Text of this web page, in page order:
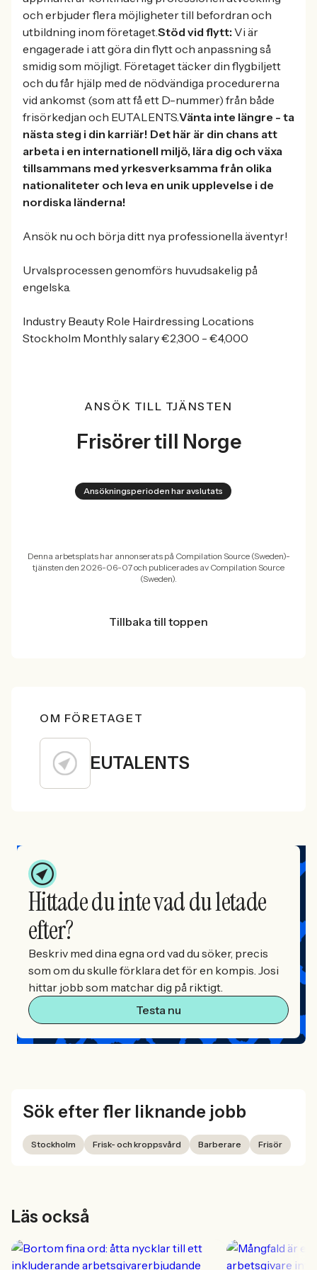
och erbjuder flera möjligheter till befordran och
utbildning inom företaget.Stöd vid flytt: Vi är
engagerade i att göra din flytt och anpassning så
smidig som möjligt. Företaget täcker din flygbiljett
och du får hjälp med de nödvändiga procedurerna
vid ankomst (som att få ett D-nummer) från både
frisörkedjan och EUTALENTS.Vänta inte längre - ta
nästa steg i din karriär! Det här är din chans att
arbeta i en internationell miljö, lära dig och växa
tillsammans med yrkesverksamma från olika
nationaliteter och leva en unik upplevelse i de
nordiska länderna!
Ansök nu och börja ditt nya professionella äventyr!
Urvalsprocessen genomförs huvudsakelig på
engelska.
Industry Beauty Role Hairdressing Locations
Stockholm Monthly salary €2,300 - €4,000
ANSÖK TILL TJÄNSTEN
Frisörer till Norge
Ansökningsperioden har avslutats
Denna arbetsplats har annonserats på Compilation Source (Sweden)-
tjänsten den 2026-06-07 och publicerades av Compilation Source
(Sweden).
Tillbaka till toppen
OM FÖRETAGET
EUTALENTS
Hittade du inte vad du letade
efter?
Beskriv med dina egna ord vad du söker, precis
som om du skulle förklara det för en kompis. Josi
hittar jobb som matchar dig på riktigt.
Testa nu
Sök efter fler liknande jobb
Stockholm Frisk- och kroppsvård Barberare Frisör
Läs också